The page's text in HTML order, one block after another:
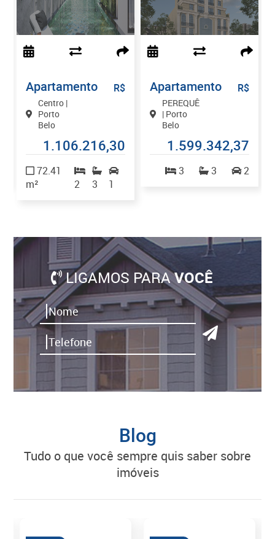
Apartamento
Centro |
Porto
Belo
R$
1.106.216,30
72.41
m²
2 3 1
Apartamento
PEREQUÊ
| Porto
Belo
R$
1.599.342,37
3 3 2
LIGAMOS PARAVOCÊ
Blog
tudo o que você sempre quis saber sobre
imóveis